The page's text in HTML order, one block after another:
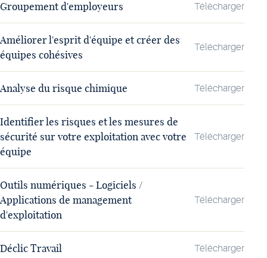
Groupement d'employeurs Télécharger
Améliorer l'esprit d'équipe et créer des
équipes cohésives
Télécharger
Analyse du risque chimique Télécharger
Identifier les risques et les mesures de
sécurité sur votre exploitation avec votre
équipe
Télécharger
Outils numériques - Logiciels /
Applications de management
d'exploitation
Télécharger
Déclic Travail Télécharger